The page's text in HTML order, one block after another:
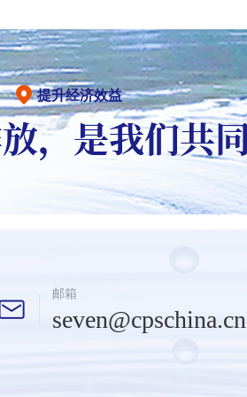
提升经济效益
邮箱
seven@cpschina.cn